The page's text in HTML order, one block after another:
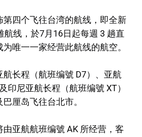
第四个飞往台湾的航线，即全新
航线，於7月16日起每週 3 趟直
唯一一家经营此航线的航空。
长程（航班编號 D7）、亚航
印尼亚航长程（航班编號 XT）
厘岛飞往台北市。
亚航航班编號 AK 所经营，客